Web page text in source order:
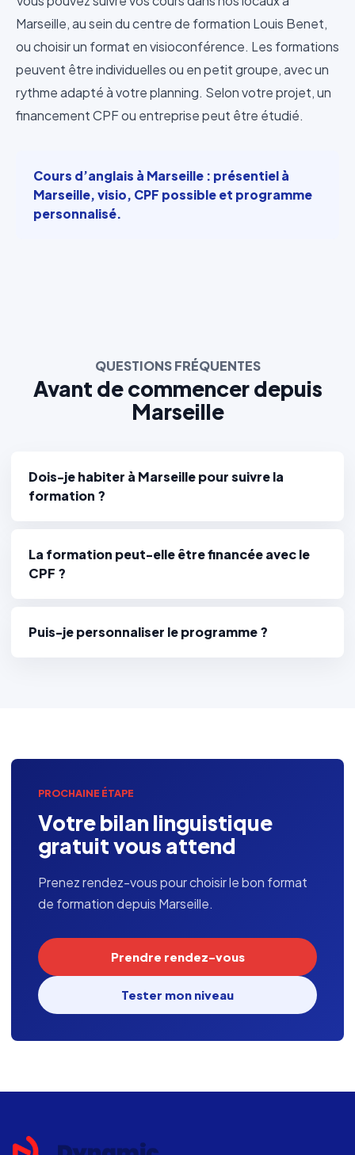
Marseille, au sein du centre de formation Louis Benet,
ou choisir un format en visioconférence. Les formations
peuvent être individuelles ou en petit groupe, avec un
rythme adapté à votre planning. Selon votre projet, un
financement CPF ou entreprise peut être étudié.
Cours d’anglais à Marseille : présentiel à
Marseille, visio, CPF possible et programme
personnalisé.
QUESTIONS FRÉQUENTES
Avant de commencer depuis
Marseille
Dois-je habiter à Marseille pour suivre la
formation ?
La formation peut-elle être financée avec le
CPF ?
Puis-je personnaliser le programme ?
PROCHAINE ÉTAPE
Votre bilan linguistique
gratuit vous attend
Prenez rendez-vous pour choisir le bon format
de formation depuis Marseille.
Prendre rendez-vous
Tester mon niveau